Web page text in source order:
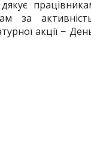
за
акції −